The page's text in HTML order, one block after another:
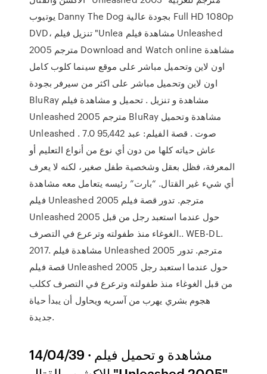
يوتيوب Danny The Dog بجودة عالية Full HD 1080p
DVD، تنزيل فيلم "Unlea مشاهدة فيلم Unleashed
2005 مترجم Download and Watch online مشاهدة
اون لاين وتحميل مباشر على موقع سينما كلوب كامل
اون لاين وتحميل مباشر على اكثر من سيرفر بجودة
BluRay مشاهدة و تنزيل . تحميل و مشاهدة فيلم
Unleashed 2005 مترجم BluRay مشاهدة وتحميل
Unleashed . 7.0 95,442 صوت . قصة الفيلم: عبد
عاش حياته كلها من دون أي نوع من أنواع التعليم أو
المعرفة، فظل بعقل وشخصية طفل صغير، لكنه لا يعرف
أي شيء غير القتال. “بارت” رئيسه يتعامل معه مشاهدة
فيلم Unleashed 2005 مترجم. تدور قصة فيلم
Unleashed 2005 حول عندما استعبد رجل من قبل
الغوغاء منذ طفولته وترعرع في التصرف.. WEB-DL.
2017. مشاهدة فيلم Unleashed 2005 مترجم. تدور
قصة فيلم Unleashed 2005 حول عندما استعبد رجل
من قبل الغوغاء منذ طفولته وترعرع في التصرف ككلب
هجوم بشري يهرب من آسريه ويحاول أن يبدأ حياة
جديدة.
14/04/39 · مشاهدة و تحميل فيلم